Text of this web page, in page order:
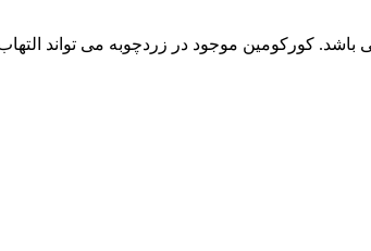
کورکومین موجود در زردچوبه می تواند